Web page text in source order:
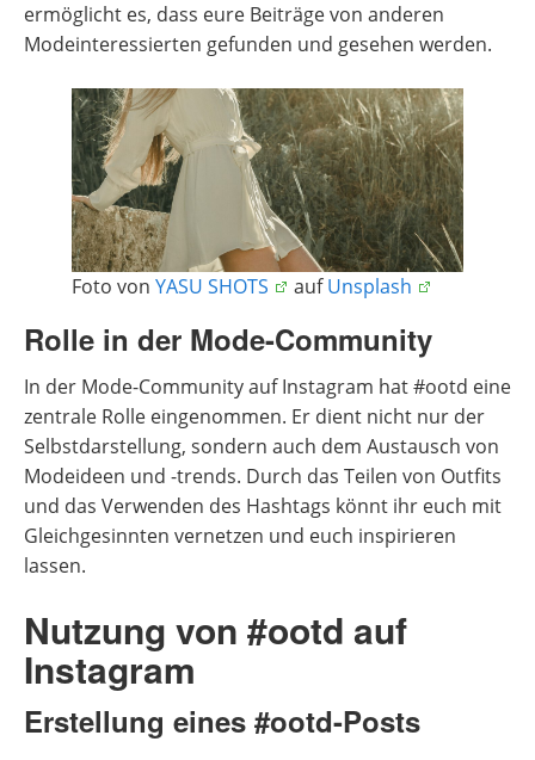
ermöglicht es, dass eure Beiträge von anderen
Modeinteressierten gefunden und gesehen werden.
Foto von YASU SHOTS aufUnsplash
Rolle in der Mode-Community
In der Mode-Community auf Instagram hat #ootd eine
zentrale Rolle eingenommen. Er dient nicht nur der
Selbstdarstellung, sondern auch dem Austausch von
Modeideen und -trends. Durch das Teilen von Outfits
und das Verwenden des Hashtags könnt ihr euch mit
Gleichgesinnten vernetzen und euch inspirieren
lassen.
Nutzung von #ootd auf
Instagram
Erstellung eines #ootd-Posts